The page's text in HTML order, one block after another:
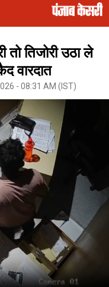
तो तिजोरी उठा ले
वारदात
- 08:31 AM (IST)